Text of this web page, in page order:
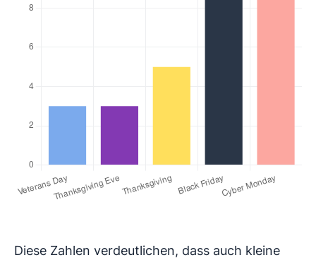
Diese Zahlen verdeutlichen, dass auch kleine